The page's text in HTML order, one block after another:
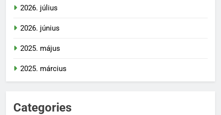
2026. július
2026. június
2025. május
2025. március
Categories